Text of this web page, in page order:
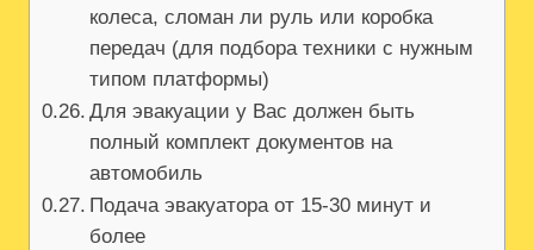
колеса, сломан ли руль или коробка
передач (для подбора техники с нужным
типом платформы)
Для эвакуации у Вас должен быть
полный комплект документов на
автомобиль
Подача эвакуатора от 15-30 минут и
более